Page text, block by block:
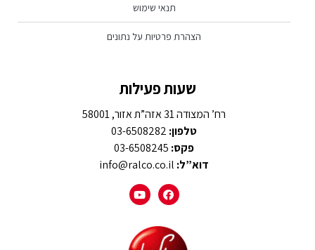
תנאי שימוש
הצהרת פרטיות על נתונים
שעות פעילות
רח’ המצודה 31 אזה”ת אזור, 58001
טלפון:
פקס:
דוא”ל: